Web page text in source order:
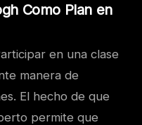
Como Plan en
en una clase
manera de
El hecho de que
permite que